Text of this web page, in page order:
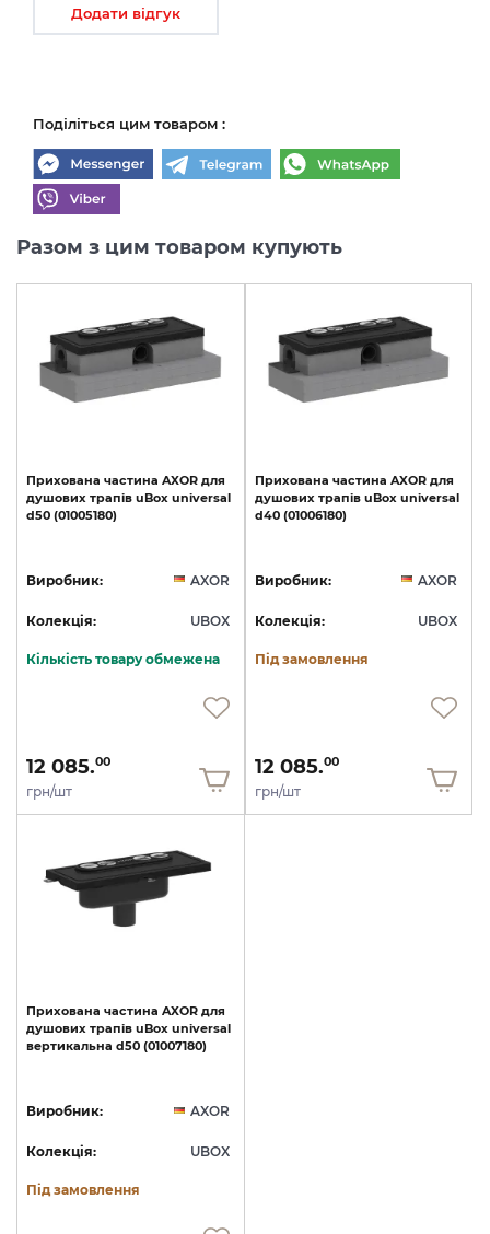
Додати відгук
Поділіться цим товаром :
Разом з цим товаром купують
Прихована частина AXOR для
душових трапів uBox universal
d50 (01005180)
Виробник: AXOR
Колекція: UBOX
Кількість товару обмежена
12 085.00
грн/шт
Прихована частина AXOR для
душових трапів uBox universal
d40 (01006180)
Виробник: AXOR
Колекція: UBOX
Під замовлення
12 085.00
грн/шт
Прихована частина AXOR для
душових трапів uBox universal
вертикальна d50 (01007180)
Виробник: AXOR
Колекція: UBOX
Під замовлення